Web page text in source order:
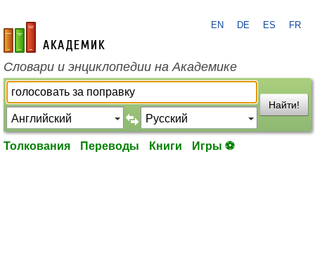
academic.ru
EN DE ES FR
Словари и энциклопедии на Академике
Найти!
Толкования Переводы Книги Игры ⚽